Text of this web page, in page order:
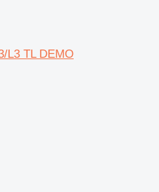
L3 TL DEMO